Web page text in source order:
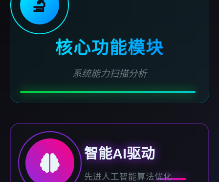
🔬
核心功能模块
系统能力扫描分析
智能AI驱动
先进人工智能算法优化